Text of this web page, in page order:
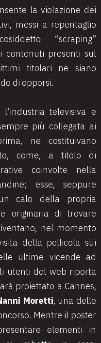
la violazione dei
messi a repentaglio
“scraping”
contenuti presenti sul
titolari ne siano
di opporsi.
televisiva e
più collegata ai
ne costituivano
come, a titolo di
coinvolte nella
esse, seppure
calo della propria
originaria di trovare
nel momento
della pellicola sui
ultime vicende ad
utenti del web riporta
proiettato a Cannes,
Moretti, una delle
Mentre il poster
elementi in